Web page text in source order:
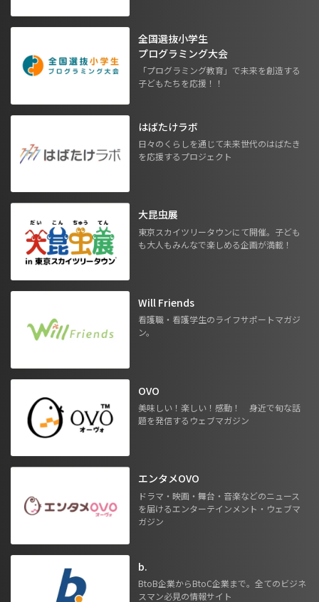
全国選抜小学生
プログラミング大会
「プログラミング教育」で未来を創造する
子どもたちを応援！！
はばたけラボ
日々のくらしを通じて未来世代のはばたき
を応援するプロジェクト
大昆虫展
東京スカイツリータウンにて開催。子ども
も大人もみんなで楽しめる企画が満載！
Will Friends
看護職・看護学生のライフサポートマガジ
ン。
OVO
美味しい！楽しい！感動！ 身近で旬な話
題を発信するウェブマガジン
エンタメOVO
ドラマ・映画・舞台・音楽などのニュース
を届けるエンターテインメント・ウェブマ
ガジン
b.
BtoB企業からBtoC企業まで。全てのビジネ
スマン必見の情報サイト